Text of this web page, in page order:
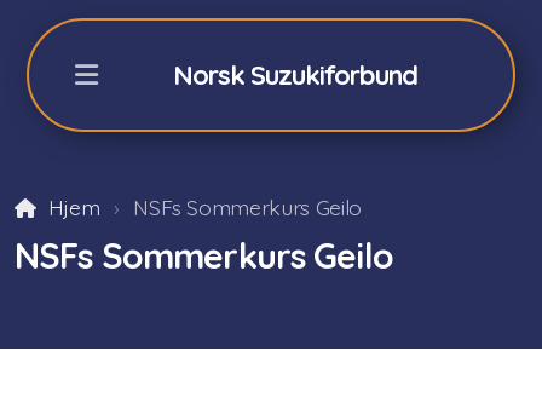
Norsk Suzukiforbund
Hjem NSFs Sommerkurs Geilo
NSFs Sommerkurs Geilo
NSFs Sommerkurs Geilo
Påmelding sommerkurs -26